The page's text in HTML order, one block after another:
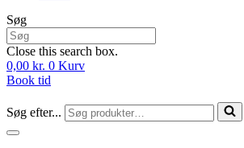
Søg
Close this search box.
0,00 kr. 0 Kurv
Book tid
Søg efter...